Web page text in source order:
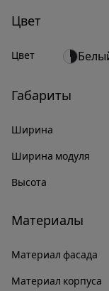
Цвет
Цвет
Габариты
Ширина
Ширина модуля
Высота
Материалы
Материал фасада
Материал корпуса